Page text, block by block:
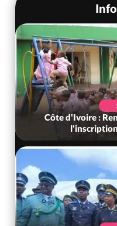
Côte d'Ivoire :